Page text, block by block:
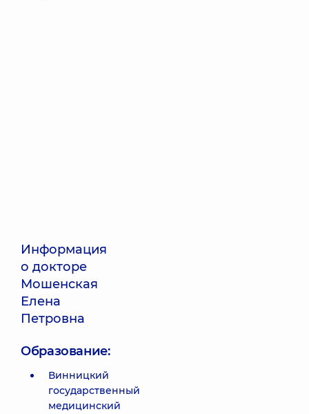
Информация
о докторе
Мошенская
Елена
Петровна
Образование:
Винницкий
государственный
медицинский